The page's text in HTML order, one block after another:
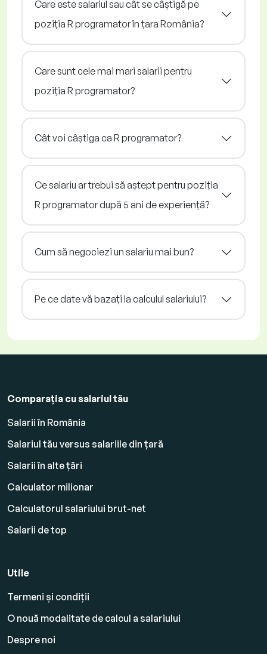
Care este salariul sau cât se câștigă pe
poziția R programator în țara România?
Care sunt cele mai mari salarii pentru
poziția R programator?
Cât voi câștiga ca R programator?
Ce salariu ar trebui să aștept pentru poziția
R programator după 5 ani de experiență?
Cum să negociezi un salariu mai bun?
Pe ce date vă bazați la calculul salariului?
Comparația cu salariul tău
Salarii în România
Salariul tău versus salariile din țară
Salarii în alte țări
Calculator milionar
Calculatorul salariului brut-net
Salarii de top
Utile
Termeni și condiții
O nouă modalitate de calcul a salariului
Despre noi